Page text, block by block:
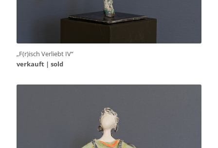
„F(r)isch Verliebt IV“
verkauft | sold